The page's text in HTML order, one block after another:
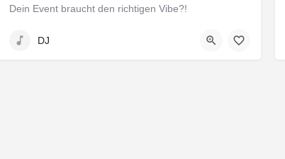
Dein Event braucht den richtigen Vibe?!
DJ